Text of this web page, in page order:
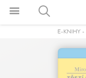
E-KNIHY-